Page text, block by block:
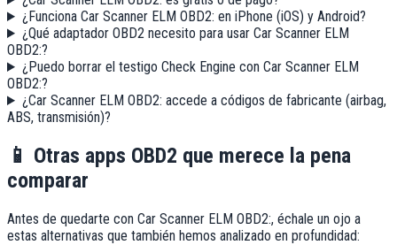
¿Funciona Car Scanner ELM OBD2: en iPhone (iOS) y Android?
¿Qué adaptador OBD2 necesito para usar Car Scanner ELM
OBD2:?
¿Puedo borrar el testigo Check Engine con Car Scanner ELM
OBD2:?
¿Car Scanner ELM OBD2: accede a códigos de fabricante (airbag,
ABS, transmisión)?
📱 Otras apps OBD2 que merece la pena
comparar
Antes de quedarte con Car Scanner ELM OBD2:, échale un ojo a
estas alternativas que también hemos analizado en profundidad: